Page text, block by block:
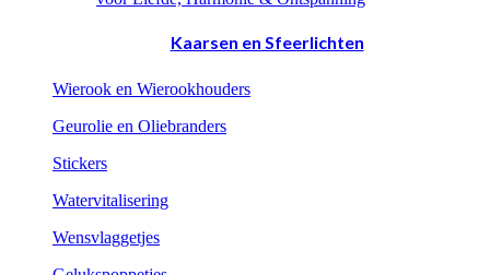
Kaarsen en Sfeerlichten
Wierook en Wierookhouders
Geurolie en Oliebranders
Stickers
Watervitalisering
Wensvlaggetjes